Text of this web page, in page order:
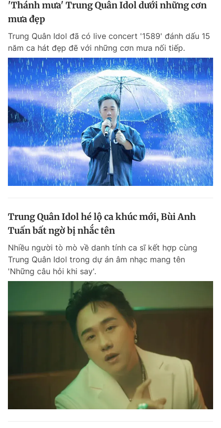
'Thánh mưa' Trung Quân Idol dưới những cơn
mưa đẹp
Trung Quân Idol đã có live concert '1589' đánh dấu 15
năm ca hát đẹp đẽ với những cơn mưa nối tiếp.
Trung Quân Idol hé lộ ca khúc mới, Bùi Anh
Tuấn bất ngờ bị nhắc tên
Nhiều người tò mò về danh tính ca sĩ kết hợp cùng
Trung Quân Idol trong dự án âm nhạc mang tên
'Những câu hỏi khi say'.